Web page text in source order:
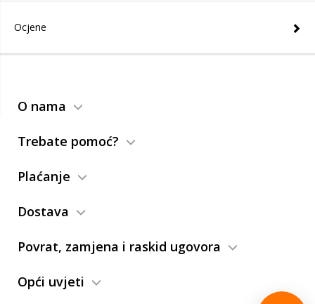
Ocjene
O nama
Trebate pomoć?
Plaćanje
Dostava
Povrat, zamjena i raskid ugovora
Opći uvjeti